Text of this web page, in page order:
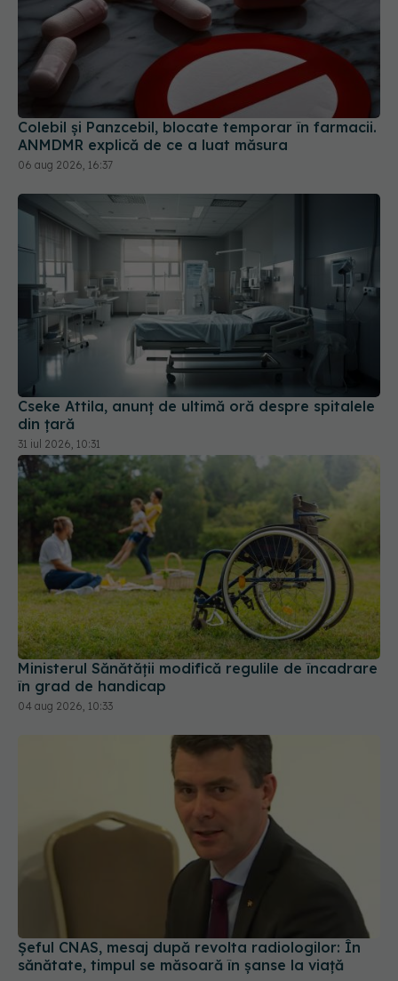
Colebil și Panzcebil, blocate temporar în farmacii.
ANMDMR explică de ce a luat măsura
06 aug 2026, 16:37
Cseke Attila, anunț de ultimă oră despre spitalele
din țară
31 iul 2026, 10:31
Ministerul Sănătății modifică regulile de încadrare
în grad de handicap
04 aug 2026, 10:33
Șeful CNAS, mesaj după revolta radiologilor: În
sănătate, timpul se măsoară în șanse la viață